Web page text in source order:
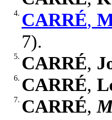
4. CARRÉ,
7).
5. CARRÉ,
6. CARRÉ,
7. CARRÉ,